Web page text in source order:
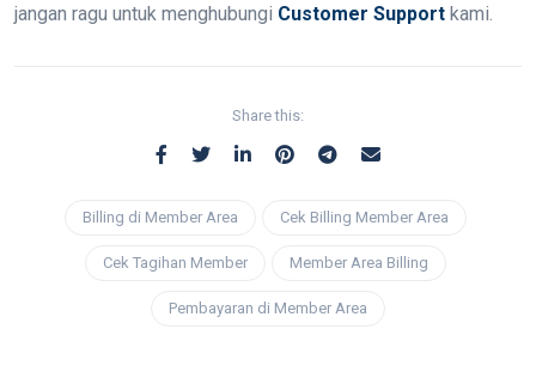
jangan ragu untuk menghubungi Customer Support kami.
Share this:
Billing di Member Area Cek Billing Member Area
Cek Tagihan Member Member Area Billing
Pembayaran di Member Area